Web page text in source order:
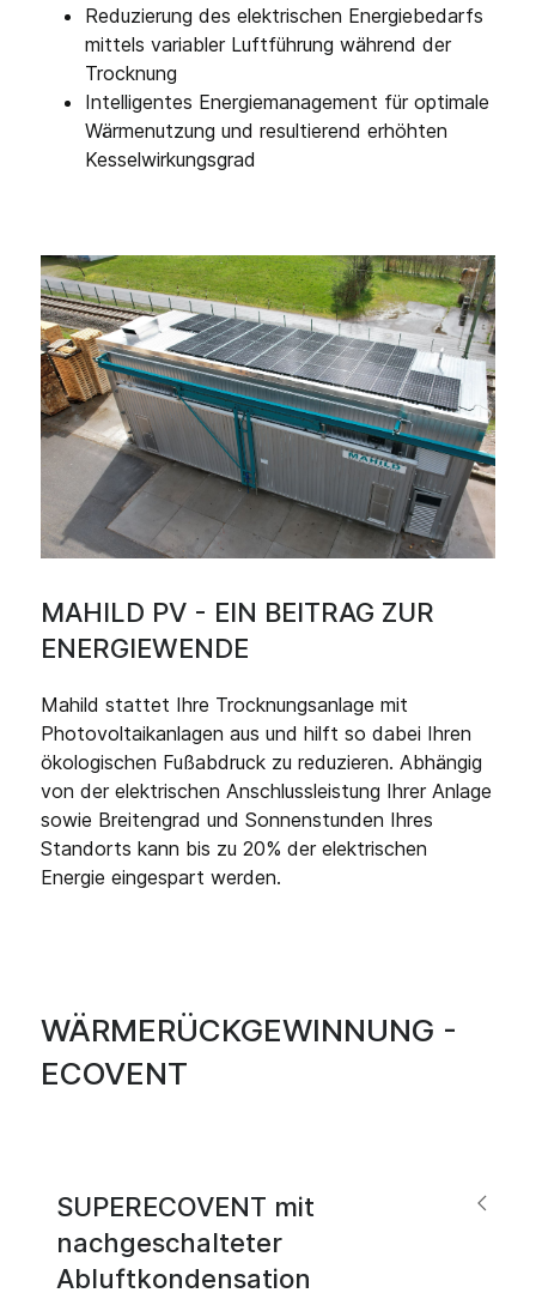
Reduzierung des elektrischen Energiebedarfs
mittels variabler Luftführung während der
Trocknung
Intelligentes Energiemanagement für optimale
Wärmenutzung und resultierend erhöhten
Kesselwirkungsgrad
MAHILD PV - EIN BEITRAG ZUR
ENERGIEWENDE
Mahild stattet Ihre Trocknungsanlage mit
Photovoltaikanlagen aus und hilft so dabei Ihren
ökologischen Fußabdruck zu reduzieren. Abhängig
von der elektrischen Anschlussleistung Ihrer Anlage
sowie Breitengrad und Sonnenstunden Ihres
Standorts kann bis zu 20% der elektrischen
Energie eingespart werden.
WÄRMERÜCKGEWINNUNG -
ECOVENT
SUPERECOVENT mit
nachgeschalteter
Abluftkondensation